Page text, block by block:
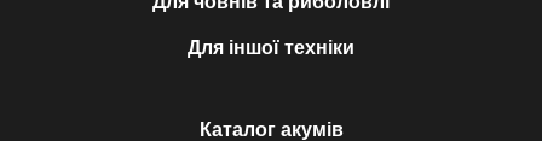
Для іншої техніки
Каталог акумів